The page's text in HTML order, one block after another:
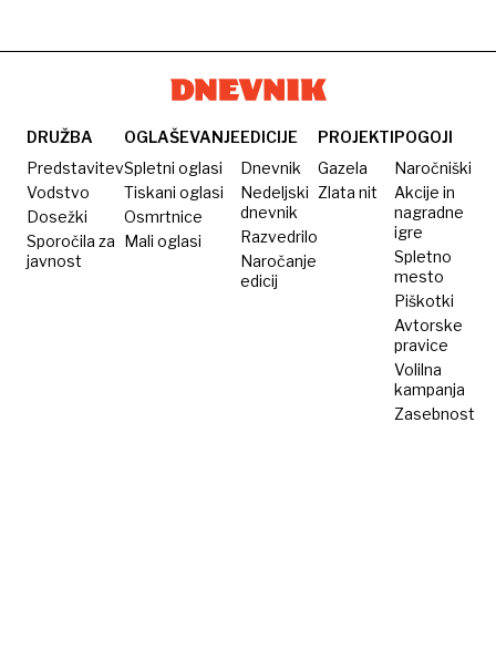
DRUŽBA
Predstavitev
Vodstvo
Dosežki
Sporočila za
javnost
OGLAŠEVANJE
Spletni oglasi
Tiskani oglasi
Osmrtnice
Mali oglasi
EDICIJE
Dnevnik
Nedeljski
dnevnik
Razvedrilo
Naročanje
edicij
PROJEKTI
Gazela
Zlata nit
POGOJI
Naročniški
Akcije in
nagradne
igre
Spletno
mesto
Piškotki
Avtorske
pravice
Volilna
kampanja
Zasebnost